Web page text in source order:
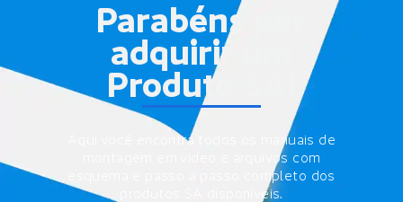
Parabéns por
adquirir um
Produto SA!
Aqui você encontra todos os manuais de
em vídeo e arquivos com
esquema e passo a passo completo dos
produtos SA disponíveis.